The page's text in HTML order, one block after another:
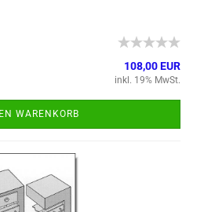
108,00 EUR
inkl. 19% MwSt.
WARENKORB